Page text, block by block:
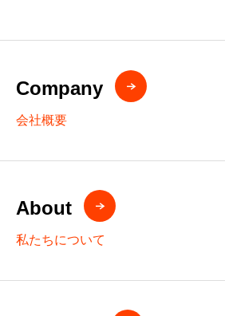
Company
会社概要
About
私たちについて